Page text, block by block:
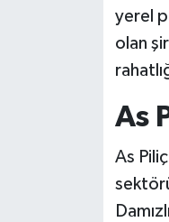
yerel
olan
As
As